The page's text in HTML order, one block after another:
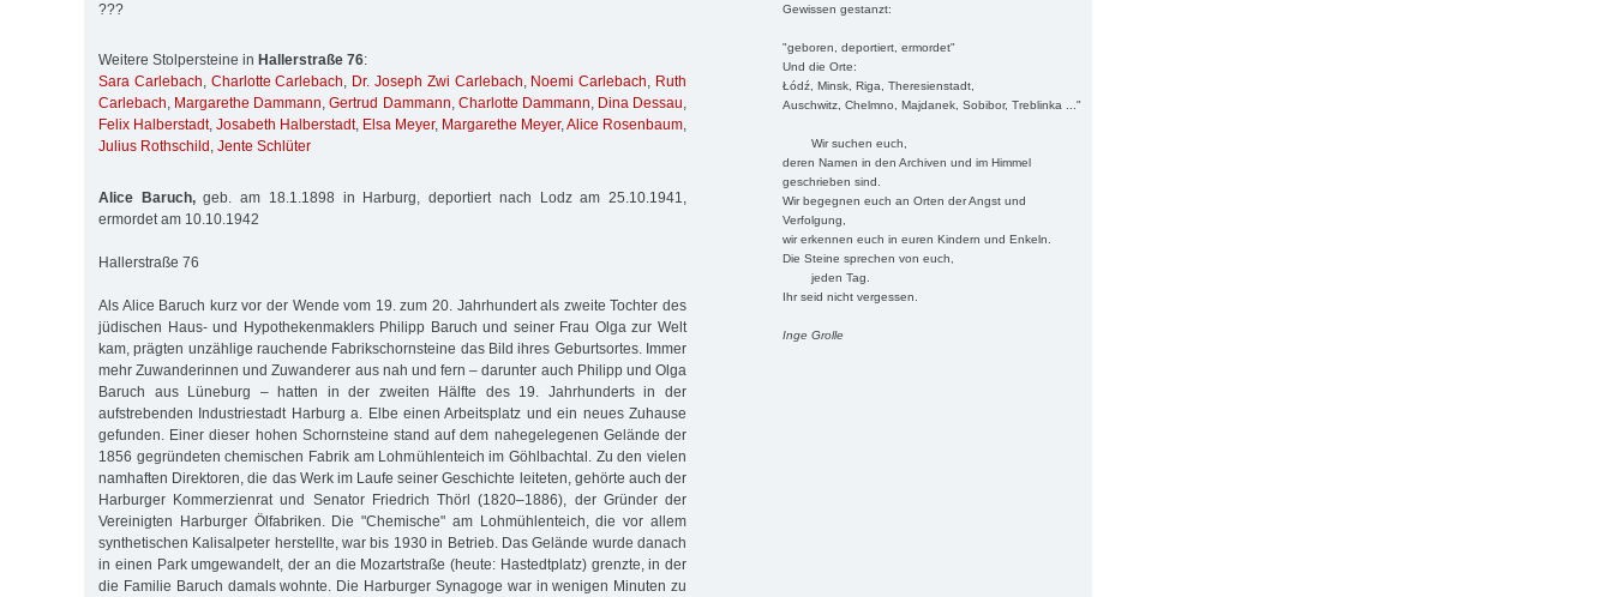
Gewissen gestanzt:
"geboren, deportiert, ermordet"
Und die Orte:
Łódź, Minsk, Riga, Theresienstadt,
Auschwitz, Chelmno, Majdanek, Sobibor, Treblinka ..."
Wir suchen euch,
deren Namen in den Archiven und im Himmel
geschrieben sind.
Wir begegnen euch an Orten der Angst und
Verfolgung,
wir erkennen euch in euren Kindern und Enkeln.
Die Steine sprechen von euch,
jeden Tag.
Ihr seid nicht vergessen.
Inge Grolle
???
Weitere Stolpersteine in Hallerstraße 76:
Sara Carlebach, Charlotte Carlebach, Dr. Joseph Zwi Carlebach, Noemi Carlebach, Ruth
Carlebach, Margarethe Dammann,Gertrud Dammann, Charlotte Dammann, Dina Dessau,
Felix Halberstadt, Josabeth Halberstadt, Elsa Meyer, Margarethe Meyer,Alice Rosenbaum,
Julius Rothschild , Jente Schlüter
Alice Baruch,geb. am 18.1.1898 in Harburg, deportiert nach Lodz am 25.10.1941,
ermordet am 10.10.1942
Hallerstraße 76
Als Alice Baruch kurz vor der Wende vom 19. zum 20. Jahrhundert als zweite Tochter des
jüdischen Haus- und Hypothekenmaklers Philipp Baruch und seiner Frau Olga zur Welt
kam, prägten unzählige rauchende Fabrikschornsteine das Bild ihres Geburtsortes. Immer
mehr Zuwanderinnen und Zuwanderer aus nah und fern – darunter auch Philipp und Olga
Baruch aus Lüneburg – hatten in der zweiten Hälfte des 19. Jahrhunderts in der
aufstrebenden Industriestadt Harburg a. Elbe einen Arbeitsplatz und ein neues Zuhause
gefunden. Einer dieser hohen Schornsteine stand auf dem nahegelegenen Gelände der
1856 gegründeten chemischen Fabrik am Lohmühlenteich im Göhlbachtal. Zu den vielen
namhaften Direktoren, die das Werk im Laufe seiner Geschichte leiteten, gehörte auch der
Harburger Kommerzienrat und Senator Friedrich Thörl (1820–1886), der Gründer der
Vereinigten Harburger Ölfabriken. Die "Chemische" am Lohmühlenteich, die vor allem
synthetischen Kalisalpeter herstellte, war bis 1930 in Betrieb. Das Gelände wurde danach
in einen Park umgewandelt, der an die Mozartstraße (heute: Hastedtplatz) grenzte, in der
die Familie Baruch damals wohnte. Die Harburger Synagoge war in wenigen Minuten zu